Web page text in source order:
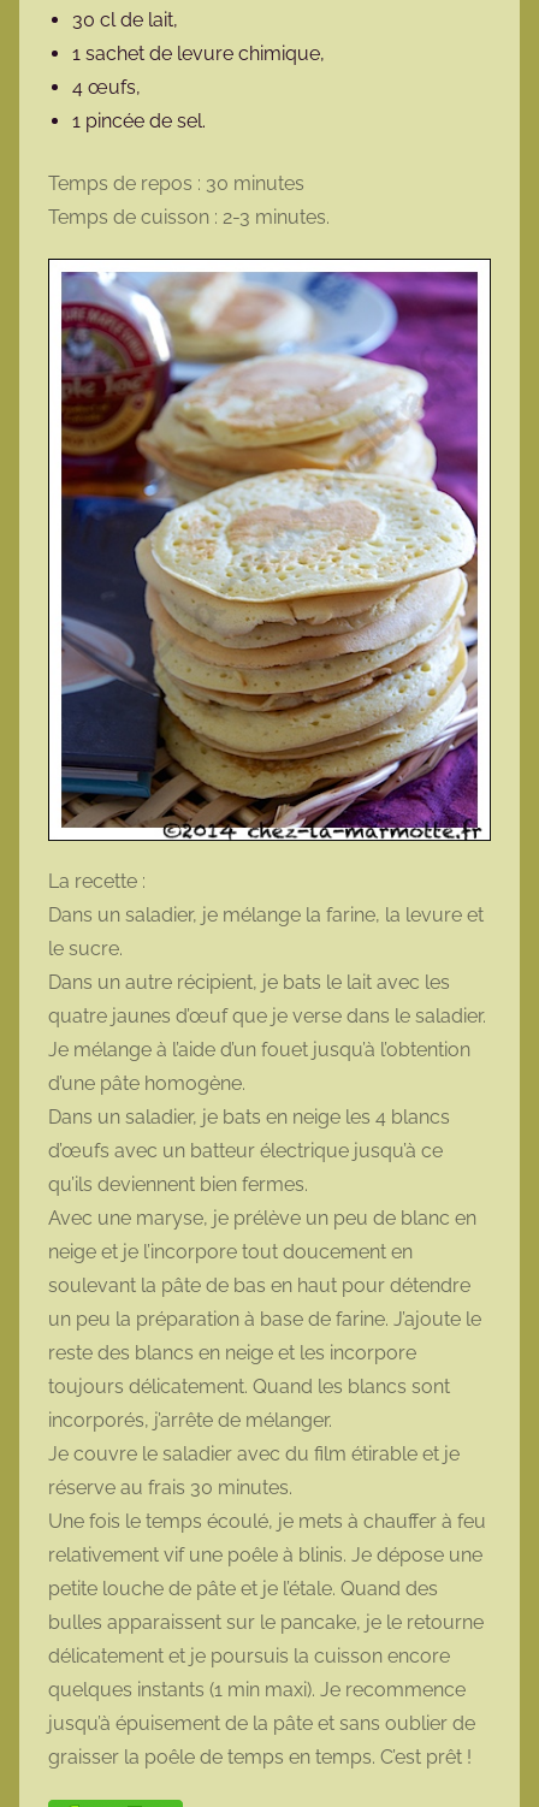
30 cl de lait,
1 sachet de levure chimique,
4 œufs,
1 pincée de sel.
Temps de repos : 30 minutes
Temps de cuisson : 2-3 minutes.
La recette :
Dans un saladier, je mélange la farine, la levure et
le sucre.
Dans un autre récipient, je bats le lait avec les
quatre jaunes d’œuf que je verse dans le saladier.
Je mélange à l’aide d’un fouet jusqu’à l’obtention
d’une pâte homogène.
Dans un saladier, je bats en neige les 4 blancs
d’œufs avec un batteur électrique jusqu’à ce
qu’ils deviennent bien fermes.
Avec une maryse, je prélève un peu de blanc en
neige et je l’incorpore tout doucement en
soulevant la pâte de bas en haut pour détendre
un peu la préparation à base de farine. J’ajoute le
reste des blancs en neige et les incorpore
toujours délicatement. Quand les blancs sont
incorporés, j’arrête de mélanger.
Je couvre le saladier avec du film étirable et je
réserve au frais 30 minutes.
Une fois le temps écoulé, je mets à chauffer à feu
relativement vif une poêle à blinis. Je dépose une
petite louche de pâte et je l’étale. Quand des
bulles apparaissent sur le pancake, je le retourne
délicatement et je poursuis la cuisson encore
quelques instants (1 min maxi). Je recommence
jusqu’à épuisement de la pâte et sans oublier de
graisser la poêle de temps en temps. C’est prêt !